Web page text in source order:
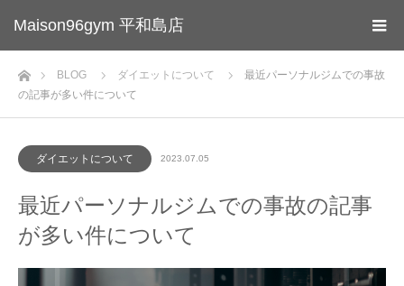
Maison96gym 平和島店
ホームBLOG ダイエットについて
最近パーソナルジムでの事故
の記事が多い件について
ダイエットについて 2023.07.05
最近パーソナルジムでの事故の記事
が多い件について